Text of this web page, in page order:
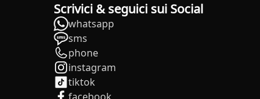
Scrivici & seguici sui Social
whatsapp
sms
phone
instagram
tiktok